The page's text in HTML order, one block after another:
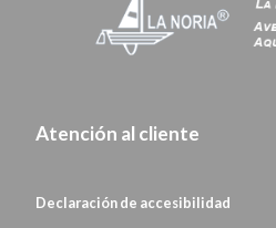
Atención al cliente
Declaración de accesibilidad